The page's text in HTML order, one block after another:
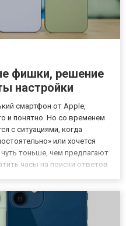
фишки, решение
настройки
смартфон от Apple,
и понятно. Но со временем
с ситуациями, когда
или хочется
тоньше, чем предлагают
часы на поиски ответов